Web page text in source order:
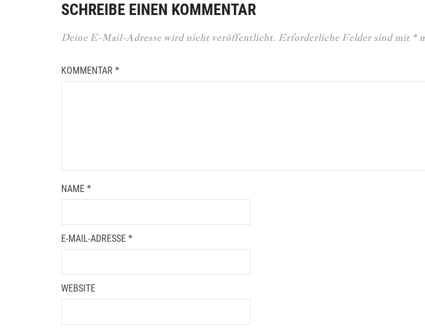
SCHREIBE EINEN KOMMENTAR
Deine E-Mail-Adresse wird nicht veröffentlicht. Erforderliche Felder sind mit *
KOMMENTAR *
NAME *
E-MAIL-ADRESSE *
WEBSITE